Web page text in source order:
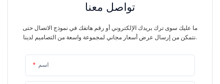
تواصل معنا
ما عليك سوى ترك بريدك الإلكتروني أو رقم هاتفك في نموذج الاتصال حتى
نتمكن من إرسال عرض أسعار مجاني لمجموعة واسعة من التصاميم لدينا.
اسم